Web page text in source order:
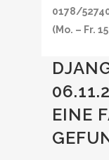
0178/
(Mo. – Fr.
EINE